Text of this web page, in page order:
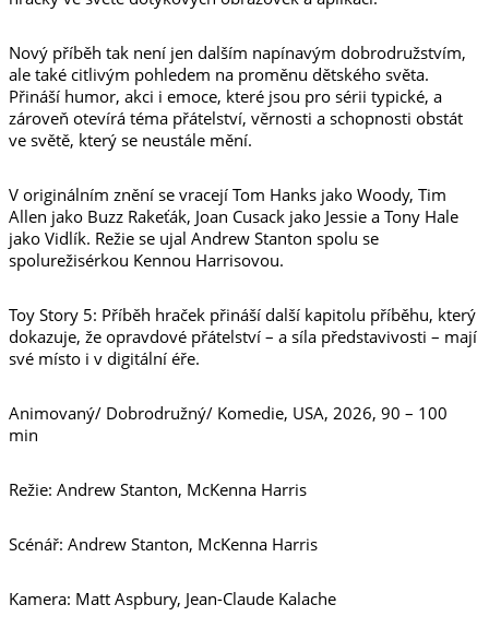
Nový příběh tak není jen dalším napínavým dobrodružstvím,
ale také citlivým pohledem na proměnu dětského světa.
Přináší humor, akci i emoce, které jsou pro sérii typické, a
zároveň otevírá téma přátelství, věrnosti a schopnosti obstát
ve světě, který se neustále mění.
V originálním znění se vracejí Tom Hanks jako Woody, Tim
Allen jako Buzz Rakeťák, Joan Cusack jako Jessie a Tony Hale
jako Vidlík. Režie se ujal Andrew Stanton spolu se
spolurežisérkou Kennou Harrisovou.
Toy Story 5: Příběh hraček přináší další kapitolu příběhu, který
dokazuje, že opravdové přátelství – a síla představivosti – mají
své místo i v digitální éře.
Animovaný/ Dobrodružný/ Komedie, USA, 2026, 90 – 100
min
Režie: Andrew Stanton, McKenna Harris
Scénář: Andrew Stanton, McKenna Harris
Kamera: Matt Aspbury, Jean-Claude Kalache